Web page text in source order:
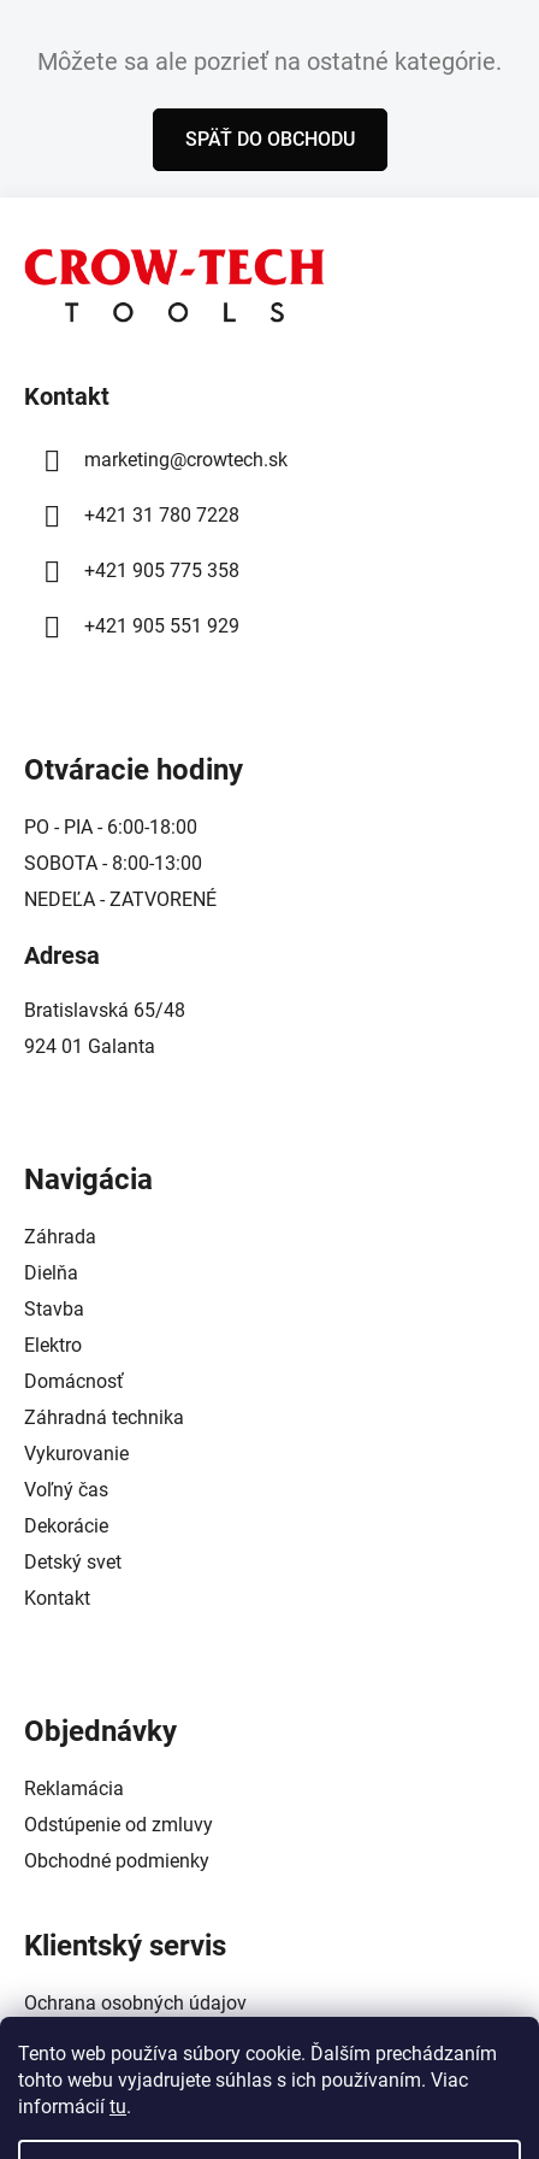
Tento web používa súbory cookie. Ďalším prechádzaním
tohto webu vyjadrujete súhlas s ich používaním. Viac
informácií tu.
Môžete sa ale pozrieť na ostatné kategórie.
SPÄŤ DO OBCHODU
Kontakt
marketing@crowtech.sk
+421 31 780 7228
+421 905 775 358
+421 905 551 929
Otváracie hodiny
PO - PIA - 6:00-18:00
SOBOTA - 8:00-13:00
NEDEĽA - ZATVORENÉ
Adresa
Bratislavská 65/48
924 01 Galanta
Navigácia
Záhrada
Dielňa
Stavba
Elektro
Domácnosť
Záhradná technika
Vykurovanie
Voľný čas
Dekorácie
Detský svet
Kontakt
Objednávky
Reklamácia
Odstúpenie od zmluvy
Obchodné podmienky
Klientský servis
Ochrana osobných údajov
Alternatívne riešenie spotrebiteľských sporov
Zásady používania súborov cookie (EÚ)